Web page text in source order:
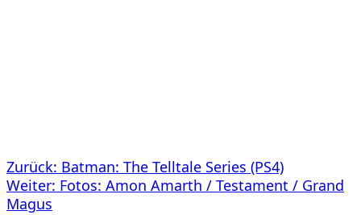
Beitragsnavigation
Zurück: Batman: The Telltale Series (PS4)
Weiter: Fotos: Amon Amarth / Testament / Grand
Magus